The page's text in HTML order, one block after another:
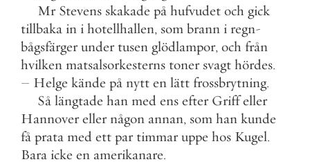
Mr Stevens skakade på hufvudet och gick
tillbaka in i hotellhallen, som brann i regn-
bågsfärger under tusen glödlampor, och från
hvilken matsalsorkesterns toner svagt hördes.
– Helge kände på nytt en lätt frossbrytning.
Så längtade han med ens efter Griff eller
Hannover eller någon annan, som han kunde
få prata med ett par timmar uppe hos Kugel.
Bara icke en amerikanare.